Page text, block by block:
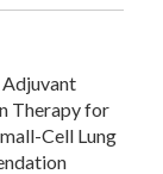
Adjuvant
Therapy for
Cell Lung